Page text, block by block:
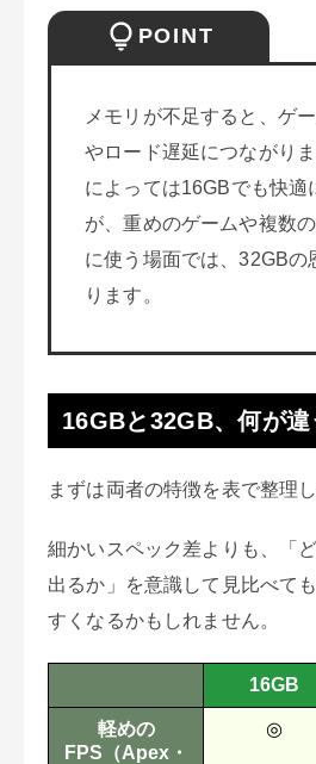
POINT
メモリが不足すると、ゲ
やロード遅延につながり
によっては16GBでも快適
が、重めのゲームや複数
に使う場面では、32GBの
ります。
16GBと32GB、何が違
まずは両者の特徴を表で整理し
細かいスペック差よりも、「
出るか」を意識して見比べて
すくなるかもしれません。
16GB
軽めの
FPS（Apex・
◎